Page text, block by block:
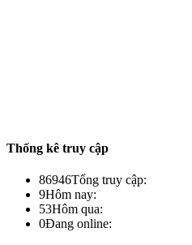
Thống kê truy cập
86946Tổng truy cập:
9Hôm nay:
53Hôm qua:
0Đang online: